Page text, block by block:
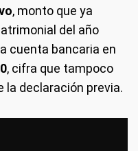
, monto que ya
del año
cuenta bancaria en
, cifra que tampoco
declaración previa.